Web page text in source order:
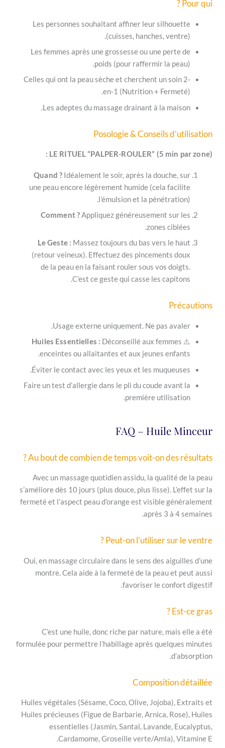
Les personnes souhaitant affiner leur
(cuisses, hanches,
Les femmes après une grossesse ou une
poids (pour raffermir la
Celles qui ont la peau sèche et cherchent un
en-1 (Nutrition +
Les adeptes du massage drainant à la
Posologie & Conseils
LE RITUEL “PALPER-ROULER” (5
Quand ?Idéalement le soir, après la
une peau encore légèrement humide (cela
l’émulsion et la
Comment ?Appliquez généreusement
Le Geste :Massez toujours du bas vers
(retour veineux). Effectuez des pincements
de la peau en la faisant rouler sous vos
C’est ce geste qui casse les
Usage externe uniquement. Ne pas
Huiles Essentielles :Déconseillé aux
enceintes ou allaitantes et aux jeunes
Éviter le contact avec les yeux et les
Faire un test d’allergie dans le pli du coude
première
FAQ –
Au bout de combien de temps voit-on
Avec un massage quotidien assidu, la
s’améliore dès 10 jours (plus douce, plus lisse).
fermeté et l’aspect peau d’orange est visible
après 3
Peut-on l’utiliser
Oui, en massage circulaire dans le sens des
montre. Cela aide à la fermeté de la peau
favoriser le
C’est une huile, donc riche par nature,
formulée pour permettre l’habillage après
Huiles végétales (Sésame, Coco, Olive,
Huiles précieuses (Figue de Barbarie, Arnica,
essentielles (Jasmin, Santal,
Cardamome, Groseille verte/